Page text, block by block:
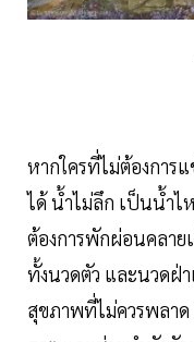
หากใครที่ไม่ต้องการ
ได้ น้ำไม่ลึก เป็นน้ำไ
ต้องการพักผ่อนคลา
ทั้งนวดตัว และนวดฝ่
สุขภาพที่ไม่ควรพลาด